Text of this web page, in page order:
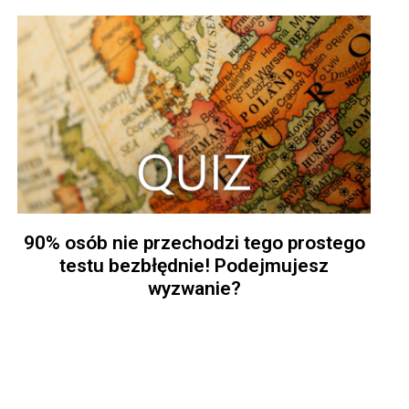
90% osób nie przechodzi tego prostego
testu bezbłędnie! Podejmujesz
wyzwanie?